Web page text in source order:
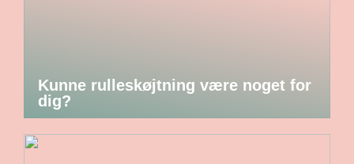
Kunne rulleskøjtning være noget for
dig?